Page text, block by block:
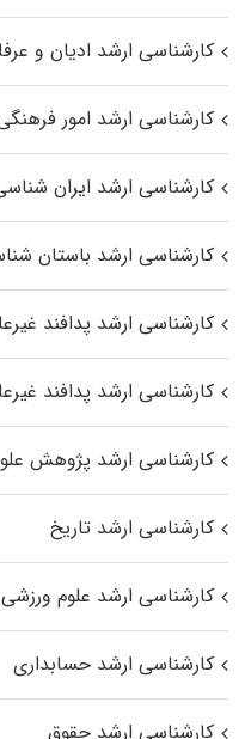
کارشناسی ارشد ادیان و
کارشناسی ارشد امور
کارشناسی ارشد ایران
کارشناسی ارشد باستان
کارشناسی ارشد پدافند
کارشناسی ارشد پدافند
کارشناسی ارشد پژوهش
کارشناسی ارشد تاریخ
کارشناسی ارشد علوم ورزشی
کارشناسی ارشد حسابداری
کارشناسی ارشد حقوق